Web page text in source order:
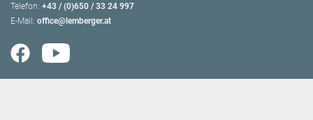
Telefon: +43 / (0)650 / 33 24 997
E-Mail: office@lemberger.at